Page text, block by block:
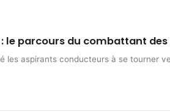
le parcours du combattant
les aspirants conducteurs à se tourner